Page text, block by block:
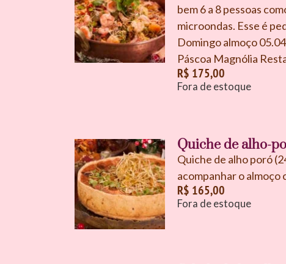
bem 6 a 8 pessoas
microondas. Esse é
Domingo almoço
Páscoa Magnólia
R$ 175,00
Fora de estoque
Quiche de alho-
Quiche de alho poró
acompanhar o almoço
R$ 165,00
Fora de estoque